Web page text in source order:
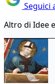
Seguici
Altro di Idee